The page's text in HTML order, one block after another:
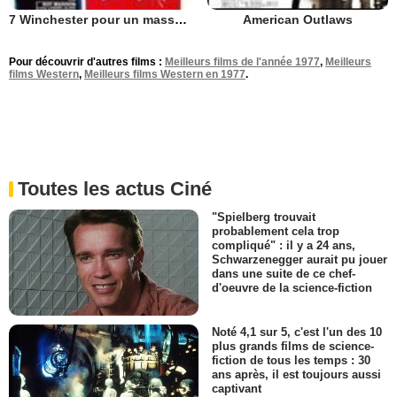
7 Winchester pour un massacre American Outlaws
Pour découvrir d'autres films : Meilleurs films de l'année 1977, Meilleurs
films Western, Meilleurs films Western en 1977.
Toutes les actus Ciné
"Spielberg trouvait
probablement cela trop
compliqué" : il y a 24 ans,
Schwarzenegger aurait pu jouer
dans une suite de ce chef-
d'oeuvre de la science-fiction
Noté 4,1 sur 5, c'est l'un des 10
plus grands films de science-
fiction de tous les temps : 30
ans après, il est toujours aussi
captivant